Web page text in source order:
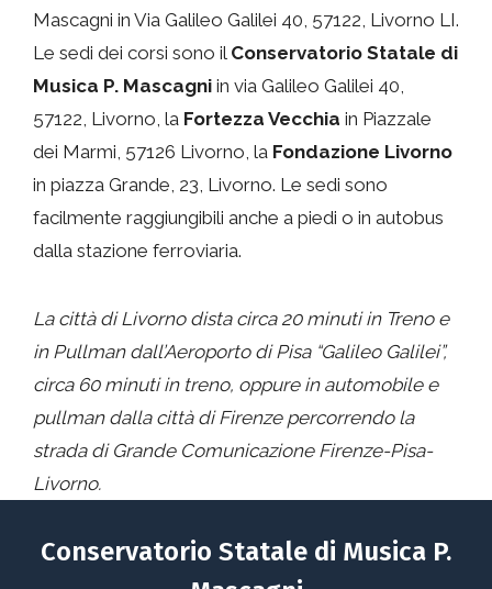
Mascagni in Via Galileo Galilei 40, 57122, Livorno LI.
Le sedi dei corsi sono il Conservatorio Statale di
Musica P. Mascagni in via Galileo Galilei 40,
57122, Livorno, la Fortezza Vecchia in Piazzale
dei Marmi, 57126 Livorno, la Fondazione Livorno
in piazza Grande, 23, Livorno. Le sedi sono
facilmente raggiungibili anche a piedi o in autobus
dalla stazione ferroviaria.
La città di Livorno dista circa 20 minuti in Treno e
in Pullman dall’Aeroporto di Pisa “Galileo Galilei”,
circa 60 minuti in treno, oppure in automobile e
pullman dalla città di Firenze percorrendo la
strada di Grande Comunicazione Firenze-Pisa-
Livorno.
Conservatorio Statale di Musica P.